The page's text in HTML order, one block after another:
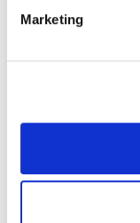
Marketing